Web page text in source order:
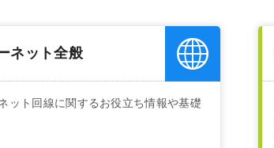
ネット全般
ット回線に関するお役立ち情報や基礎